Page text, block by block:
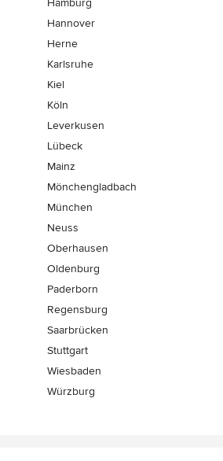
Hamburg
Hannover
Herne
Karlsruhe
Kiel
Köln
Leverkusen
Lübeck
Mainz
Mönchen­gladbach
München
Neuss
Oberhausen
Oldenburg
Paderborn
Regensburg
Saarbrücken
Stuttgart
Wiesbaden
Würzburg